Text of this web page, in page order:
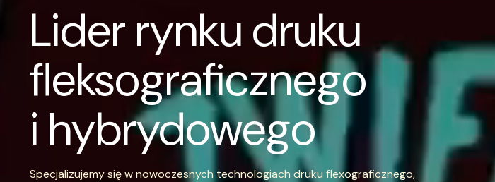
Lider rynku druku
fleksograficznego
i hybrydowego
Specjalizujemy się w nowoczesnych technologiach druku flexograficznego,